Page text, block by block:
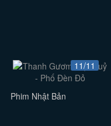
11/11
Phim Nhật Bản